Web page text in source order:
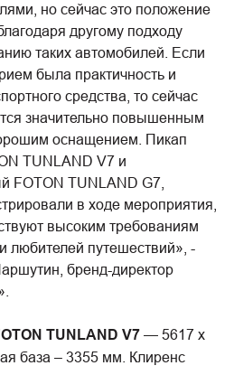
но сейчас это положение
другому подходу
таких автомобилей. Если
была практичность и
средства, то сейчас
значительно повышенным
оснащением. Пикап
TUNLAND V7 и
FOTON TUNLAND G7,
в ходе мероприятия,
высоким требованиям
любителей путешествий», -
бренд-директор
TUNLAND V7 — 5617 х
база – 3355 мм. Клиренс